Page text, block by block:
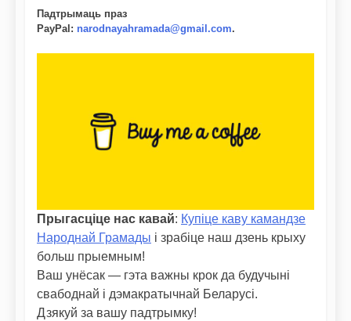
Падтрымаць праз
PayPal : narodnayahramada@gmail.com.
Прыгасціце нас кавай: Купіце каву камандзе
Народнай Грамады і зрабіце наш дзень крыху
больш прыемным!
Ваш унёсак — гэта важны крок да будучыні
свабоднай і дэмакратычнай Беларусі.
Дзякуй за вашу падтрымку!